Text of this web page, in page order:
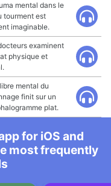
mental dans le
tourment est
imaginable.
examinent
physique et
mental du
finit sur un
plat.
for iOS and
most frequently